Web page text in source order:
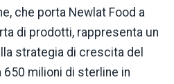
che porta Newlat Food a
di prodotti, rappresenta un
strategia di crescita del
milioni di sterline in